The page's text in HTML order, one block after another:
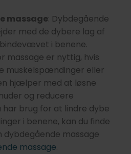
massage: Dybdegående
med de dybere lag af
i benene.
massage er nyttig, hvis
muskelspændinger eller
hjælper med at løsne
og reducere
har brug for at lindre dybe
i benene, kan du finde
dybdegående massage
massage.